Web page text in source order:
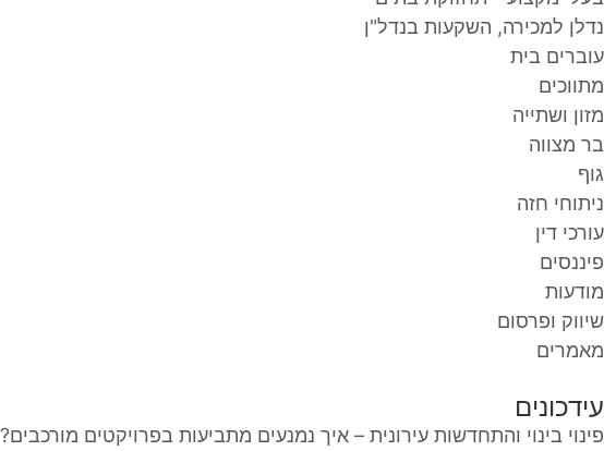
נדלן למכירה, השקעות בנדל"ן
עוברים בית
מתווכים
מזון ושתייה
בר מצווה
גוף
ניתוחי חזה
עורכי דין
פיננסים
מודעות
שיווק ופרסום
מאמרים
עידכונים
פינוי בינוי והתחדשות עירונית – איך נמנעים מתביעות בפרויקטים מורכבים?